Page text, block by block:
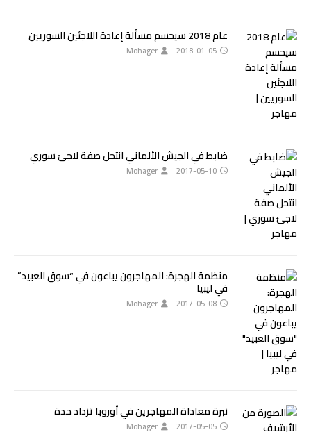
عام 2018 سيحسم مسألة إعادة اللاجئين السوريين
2018-01-05
Mohager
ضابط في الجيش الألماني انتحل صفة لاجئ سوري
2017-05-10
Mohager
منظمة الهجرة: المهاجرون يباعون في “سوق العبيد”
في ليبيا
2017-05-08
Mohager
نبرة معاداة المهاجرين في أوروبا تزداد حدة
2017-05-05
Mohager